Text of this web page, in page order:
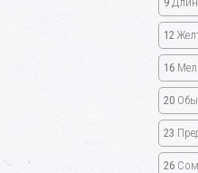
12
16
20
23
26